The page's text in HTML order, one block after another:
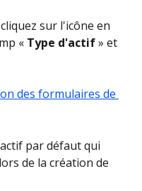
sur l'icône en
« Type d'actif » et
des formulaires de
par défaut qui
de la création de